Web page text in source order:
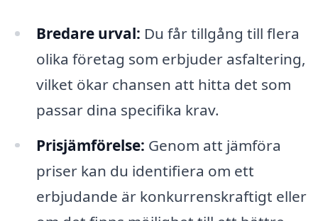
Bredare urval: Du får tillgång till flera
olika företag som erbjuder asfaltering,
vilket ökar chansen att hitta det som
passar dina specifika krav.
Prisjämförelse: Genom att jämföra
priser kan du identifiera om ett
erbjudande är konkurrenskraftigt eller